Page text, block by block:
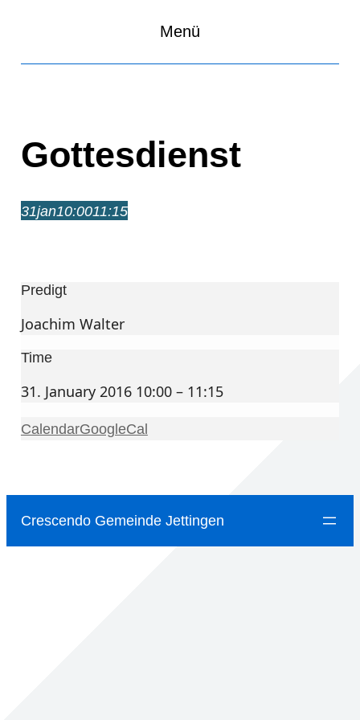
Menü
Gottesdienst
31jan10:0011:15
Predigt
Joachim Walter
Time
31. January 2016 10:00 – 11:15
CalendarGoogleCal
Crescendo Gemeinde Jettingen